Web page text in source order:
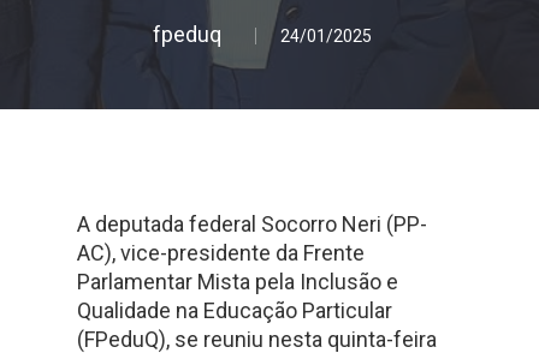
fpeduq 24/01/2025
A deputada federal Socorro Neri (PP-
AC), vice-presidente da Frente
Parlamentar Mista pela Inclusão e
Qualidade na Educação Particular
(FPeduQ), se reuniu nesta quinta-feira